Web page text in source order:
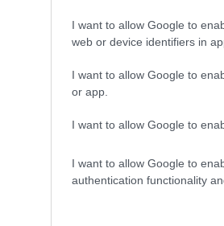
I want to allow Google to
web or device identifiers in
I want to allow Google to
or app.
I want to allow Google to
I want to allow Google to
authentication functionality